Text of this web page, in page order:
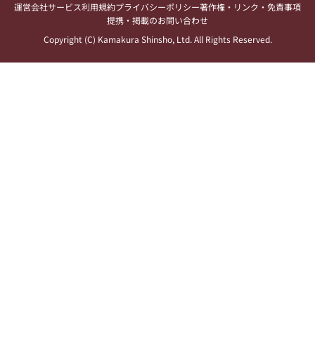
運営会社サービス利用規約プライバシーポリシー著作権・リンク・免責事項
提携・掲載のお問い合わせ
Copyright (C) Kamakura Shinsho, Ltd. All Rights Reserved.